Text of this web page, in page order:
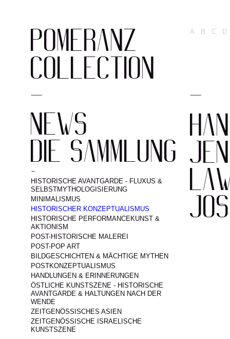
POMERANZ
COLLECTION
A B C D
NEWS
DIE SAMMLUNG
HISTORISCHE AVANTGARDE - FLUXUS &
SELBSTMYTHOLOGISIERUNG
MINIMALISMUS
HISTORISCHER KONZEPTUALISMUS
HISTORISCHE PERFORMANCEKUNST &
AKTIONISM
POST-HISTORISCHE MALEREI
POST-POP ART
BILDGESCHICHTEN & MÄCHTIGE MYTHEN
POSTKONZEPTUALISMUS
HANDLUNGEN & ERINNERUNGEN
ÖSTLICHE KUNSTSZENE - HISTORISCHE
AVANTGARDE & HALTUNGEN NACH DER
WENDE
ZEITGENÖSSISCHES ASIEN
ZEITGENÖSSISCHE ISRAELISCHE
KUNSTSZENE